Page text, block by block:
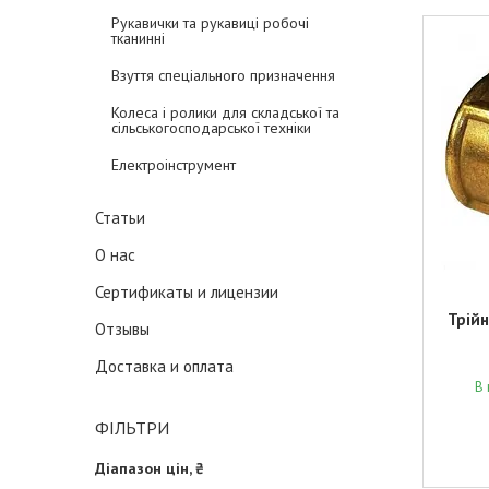
Рукавички та рукавиці робочі
тканинні
Взуття спеціального призначення
Колеса і ролики для складської та
сільськогосподарської техніки
Електроінструмент
Статьи
О нас
Сертификаты и лицензии
Отзывы
Доставка и оплата
ФІЛЬТРИ
Діапазон цін, ₴
В